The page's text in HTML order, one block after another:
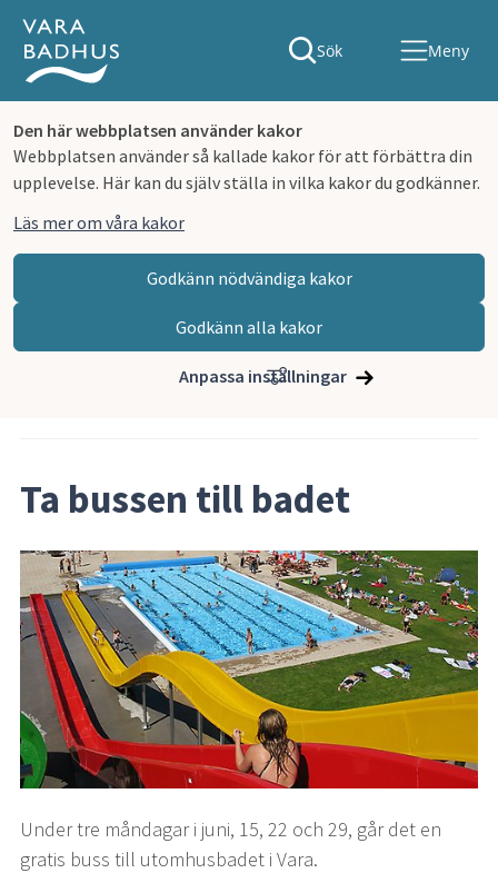
Den här webbplatsen använder kakor
Webbplatsen använder så kallade kakor för att förbättra din
upplevelse. Här kan du själv ställa in vilka kakor du godkänner.
Läs mer om våra kakor
Godkänn nödvändiga kakor
Godkänn alla kakor
Anpassa inställningar
Sök Meny
Vara badhus Nyhetsarkiv
Ta bussen till badet
Under tre måndagar i juni, 15, 22 och 29, går det en
gratis buss till utomhusbadet i Vara.